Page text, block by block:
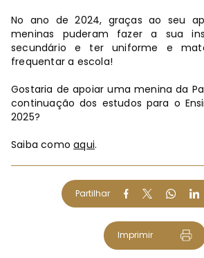
No ano de 2024, graças ao seu
meninas puderam fazer a sua
secundário e ter uniforme e
frequentar a escola!
Gostaria de apoiar uma menina da
continuação dos estudos para o
2025?
Saiba comoaqui.
Partilhar
Imprimir